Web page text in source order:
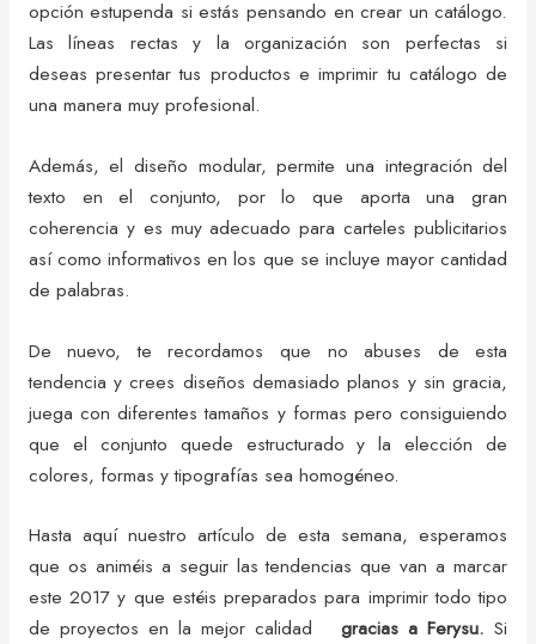
opción estupenda si estás pensando en crear un catálogo.
Las líneas rectas y la organización son perfectas si
deseas presentar tus productos e imprimir tu catálogo de
una manera muy profesional.
Además, el diseño modular, permite una integración del
texto en el conjunto, por lo que aporta una gran
coherencia y es muy adecuado para carteles publicitarios
así como informativos en los que se incluye mayor cantidad
de palabras.
De nuevo, te recordamos que no abuses de esta
tendencia y crees diseños demasiado planos y sin gracia,
juega con diferentes tamaños y formas pero consiguiendo
que el conjunto quede estructurado y la elección de
colores, formas y tipografías sea homogéneo.
Hasta aquí nuestro artículo de esta semana, esperamos
que os animéis a seguir las tendencias que van a marcar
este 2017 y que estéis preparados para imprimir todo tipo
de proyectos en la mejor calidadgracias a Ferysu. Si